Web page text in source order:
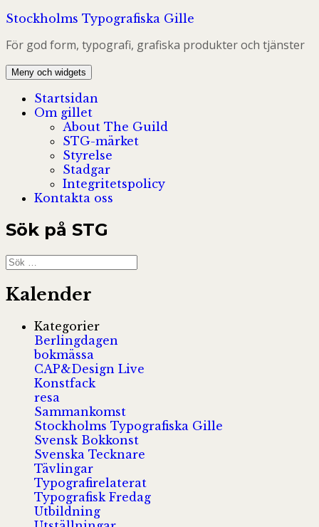
Hoppa
innehåll
Stockholms Typografiska Gille
För god form, typografi, grafiska produkter och tjänster
Meny och widgets
Startsidan
Om gillet
About The Guild
STG-märket
Styrelse
Stadgar
Integritetspolicy
Kontakta oss
Sök på STG
Sök
efter:
Kalender
Kategorier
Berlingdagen
bokmässa
CAP&Design Live
Konstfack
resa
Sammankomst
Stockholms Typografiska Gille
Svensk Bokkonst
Svenska Tecknare
Tävlingar
Typografirelaterat
Typografisk Fredag
Utbildning